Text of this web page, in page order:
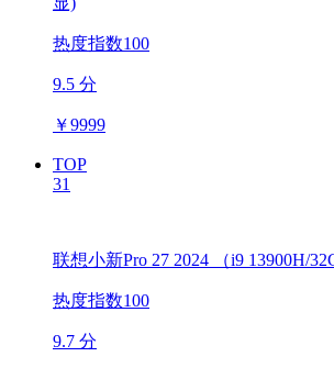
热度指数100
9.5 分
￥9999
TOP
31
联想小新Pro 27 2024 （i9 13900H/
热度指数100
9.7 分